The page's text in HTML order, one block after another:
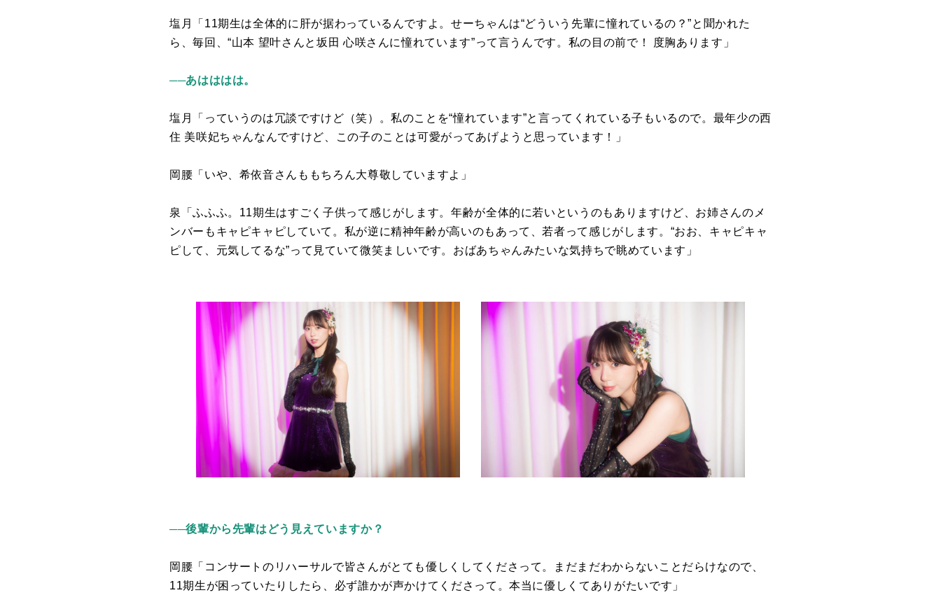
塩月「 11期生は全体的に肝が据わっているんですよ。せーちゃんは“どういう先輩に憧れているの？”と聞かれた
ら、毎回、“山本 望叶さんと坂田 心咲さんに憧れています”って言うんです。私の目の前で！ 度胸あります」
──あはははは。
塩月「っていうのは冗談ですけど（笑）。私のことを“憧れています”と言ってくれている子もいるので。最年少の西
住 美咲妃ちゃんなんですけど、この子のことは可愛がってあげようと思っています！」
岡腰「いや、希依音さんももちろん大尊敬していますよ」
泉「ふふふ。 11期生はすごく子供って感じがします。年齢が全体的に若いというのもありますけど、お姉さんのメ
ンバーもキャピキャピしていて。私が逆に精神年齢が高いのもあって、若者って感じがします。“おお、キャピキャ
ピして、元気してるな”って見ていて微笑ましいです。おばあちゃんみたいな気持ちで眺めています」
──後輩から先輩はどう見えていますか？
岡腰「コンサートのリハーサルで皆さんがとても優しくしてくださって。まだまだわからないことだらけなので、
11期生が困っていたりしたら、必ず誰かが声かけてくださって。本当に優しくてありがたいです」